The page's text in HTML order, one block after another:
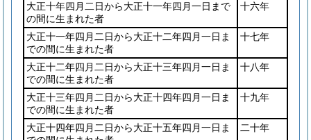
大正十年四月二日から大正十一年四月一日まで
の間に生まれた者
十六年
大正十一年四月二日から大正十二年四月一日ま
での間に生まれた者
十七年
大正十二年四月二日から大正十三年四月一日ま
での間に生まれた者
十八年
大正十三年四月二日から大正十四年四月一日ま
での間に生まれた者
十九年
大正十四年四月二日から大正十五年四月一日ま
二十年